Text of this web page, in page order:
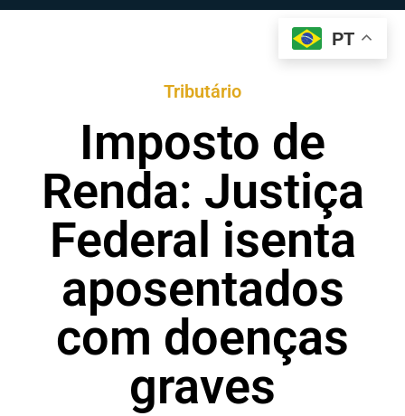
Tributário
Imposto de
Renda: Justiça
Federal isenta
aposentados
com doenças
graves
PT